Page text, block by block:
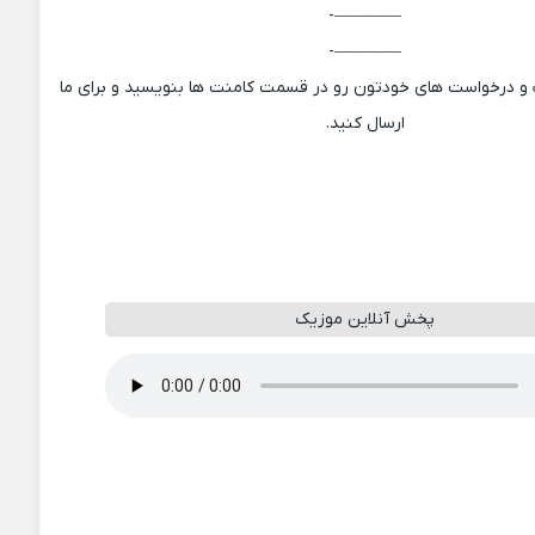
————-
————-
و درخواست های خودتون رو در قسمت کامنت ها بنویسید و برای ما
ارسال کنید.
پخش آنلاین موزیک